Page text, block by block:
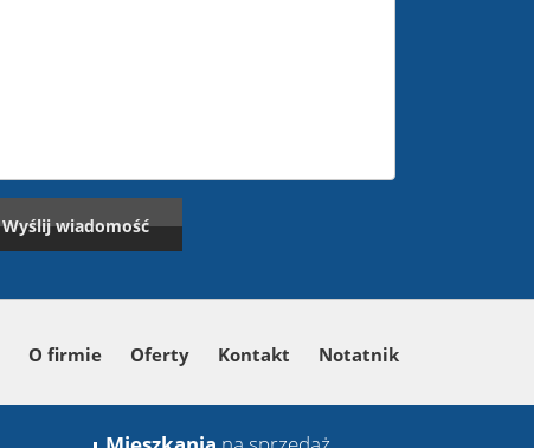
O firmie Oferty Kontakt Notatnik